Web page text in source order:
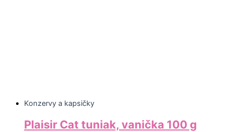
Konzervy a kapsičky
Plaisir Cat tuniak, vanička 100 g